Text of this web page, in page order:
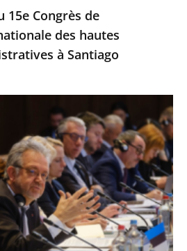
15e Congrès de
des hautes
à Santiago